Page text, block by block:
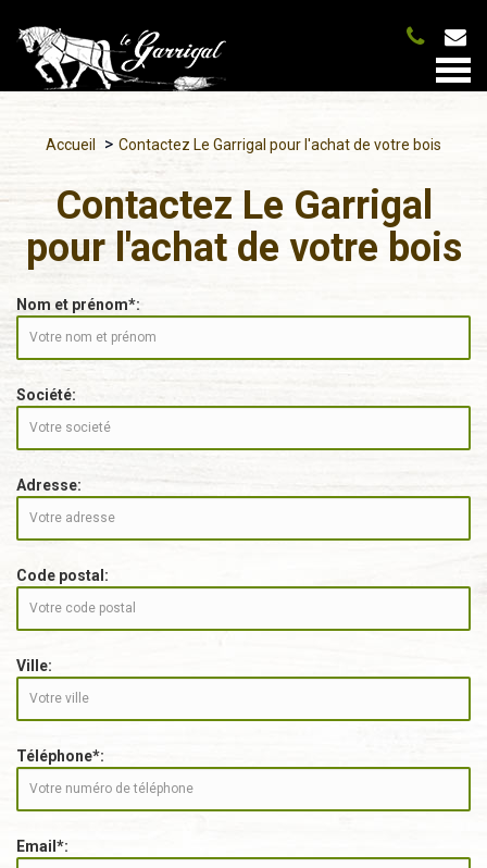
Accueil Contactez Le Garrigal pour l'achat de votre bois
Contactez Le Garrigal
pour l'achat de votre bois
Nom et prénom*:
Société:
Adresse:
Code postal:
Ville:
Téléphone*:
Email*: